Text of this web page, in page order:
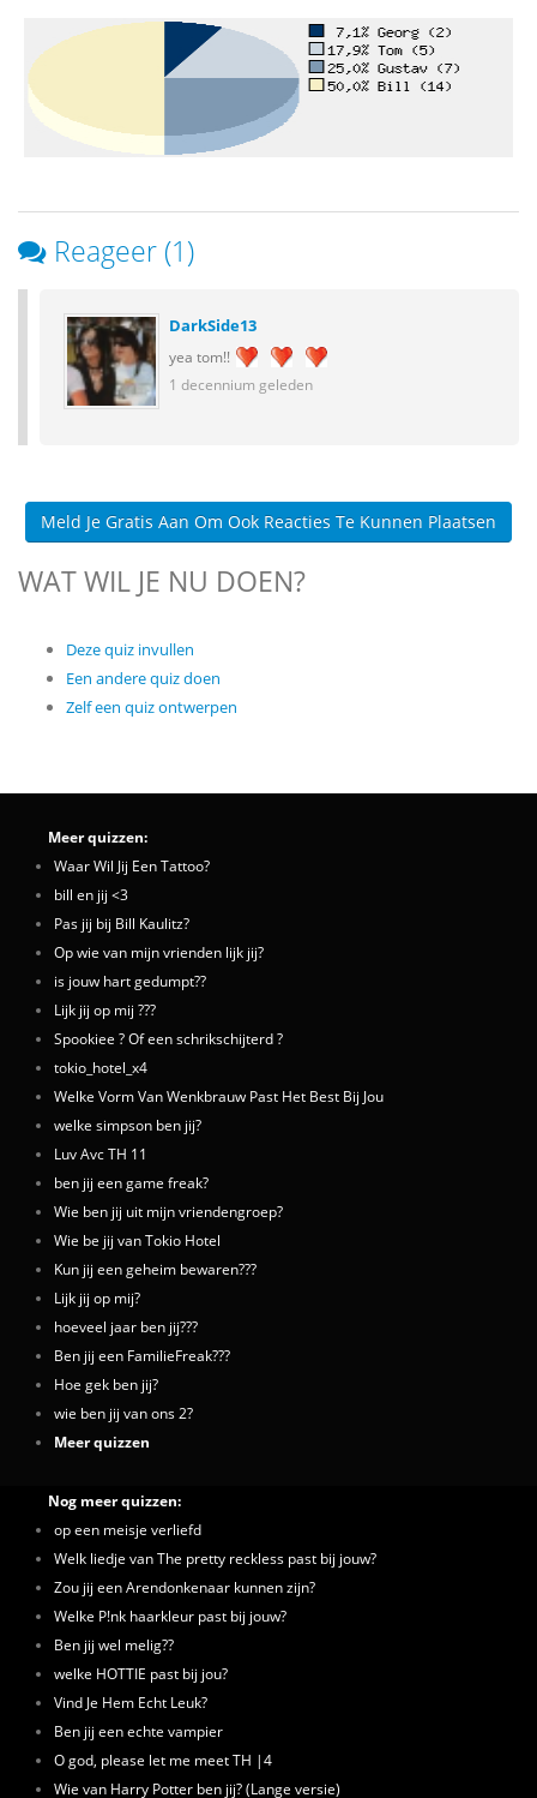
Reageer (1)
DarkSide13
yea tom!!
1 decennium geleden
Meld Je Gratis Aan Om Ook Reacties Te Kunnen Plaatsen
WAT WIL JE NU DOEN?
Deze quiz invullen
Een andere quiz doen
Zelf een quiz ontwerpen
Meer quizzen:
Waar Wil Jij Een Tattoo?
bill en jij <3
Pas jij bij Bill Kaulitz?
Op wie van mijn vrienden lijk jij?
is jouw hart gedumpt??
Lijk jij op mij ???
Spookiee ? Of een schrikschijterd ?
tokio_hotel_x4
Welke Vorm Van Wenkbrauw Past Het Best Bij Jou
welke simpson ben jij?
Luv Avc TH 11
ben jij een game freak?
Wie ben jij uit mijn vriendengroep?
Wie be jij van Tokio Hotel
Kun jij een geheim bewaren???
Lijk jij op mij?
hoeveel jaar ben jij???
Ben jij een FamilieFreak???
Hoe gek ben jij?
wie ben jij van ons 2?
Meer quizzen
Nog meer quizzen:
op een meisje verliefd
Welk liedje van The pretty reckless past bij jouw?
Zou jij een Arendonkenaar kunnen zijn?
Welke P!nk haarkleur past bij jouw?
Ben jij wel melig??
welke HOTTIE past bij jou?
Vind Je Hem Echt Leuk?
Ben jij een echte vampier
O god, please let me meet TH |4
Wie van Harry Potter ben jij? (Lange versie)